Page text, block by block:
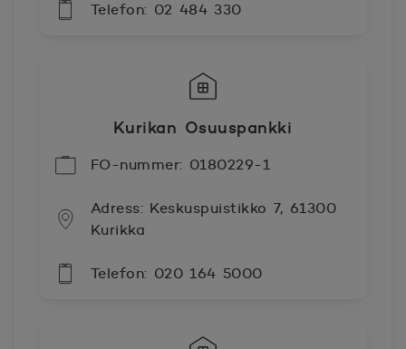
Telefon: 02 484 330
Kurikan Osuuspankki
FO-nummer: 0180229-1
Adress: Keskuspuistikko 7, 61300
Kurikka
Telefon: 020 164 5000